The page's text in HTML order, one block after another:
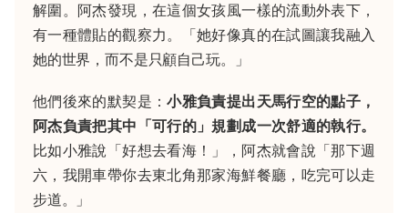
解圍。阿杰發現，在這個女孩風一樣的流動外表下，
有一種體貼的觀察力。「她好像真的在試圖讓我融入
她的世界，而不是只顧自己玩。」
他們後來的默契是：小雅負責提出天馬行空的點子，
阿杰負責把其中「可行的」規劃成一次舒適的執行。
比如小雅說「好想去看海！」，阿杰就會說「那下週
六，我開車帶你去東北角那家海鮮餐廳，吃完可以走
步道。」